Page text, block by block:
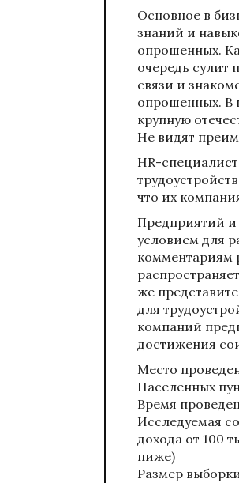
Основное в
знаний и
опрошенных.
очередь сулит
связи и
опрошенных. В
крупную
Не видят
HR-
что их
Предприятий и
условием для
комментариям
же
для
компаний
достижения
Место
Населенных
Время
Исследуемая
дохода от 100
ниже)
Размер